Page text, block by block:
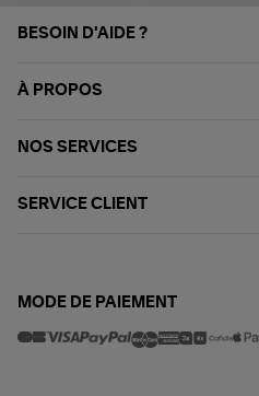
BESOIN D'AIDE ?
À PROPOS
NOS SERVICES
SERVICE CLIENT
MODE DE PAIEMENT